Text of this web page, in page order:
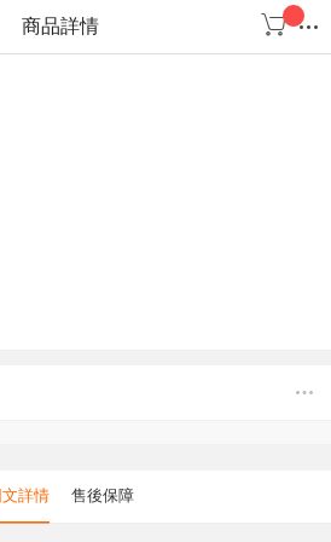
商品詳情
文詳情 售後保障